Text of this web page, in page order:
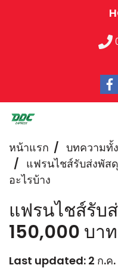
หน้าแรก บทความทั้
แฟรนไชส์รับส่งพัส
อะไรบ้าง
แฟรนไชส์รับ
150,000 บา
Last updated: 2 ก.ค